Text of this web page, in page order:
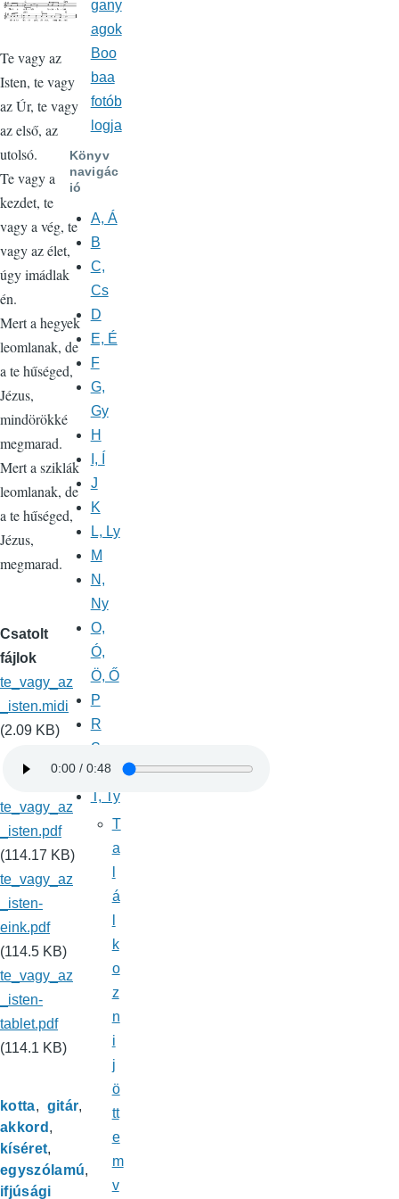
Te vagy az
Isten, te vagy
az Úr, te vagy
az első, az
utolsó.
Te vagy a
kezdet, te
vagy a vég, te
vagy az élet,
úgy imádlak
én.
Mert a hegyek
leomlanak, de
a te hűséged,
Jézus,
mindörökké
megmarad.
Mert a sziklák
leomlanak, de
a te hűséged,
Jézus,
megmarad.
Csatolt
fájlok
te_vagy_az
_isten.midi
(2.09 KB)
te_vagy_az
_isten.pdf
(114.17 KB)
te_vagy_az
_isten-
eink.pdf
(114.5 KB)
te_vagy_az
_isten-
tablet.pdf
(114.1 KB)
kotta
gitár
akkord
kíséret
egyszólamú
ifjúsági
gany
agok
Boo
baa
fotób
logja
Könyv
navigác
ió
A, Á
B
C,
Cs
D
E, É
F
G,
Gy
H
I, Í
J
K
L, Ly
M
N,
Ny
O,
Ó,
Ö, Ő
P
R
S,
Sz
T, Ty
T
a
á
k
o
z
n
i
j
ö
tt
e
m
v